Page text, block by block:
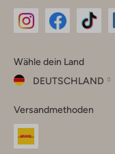
Instagram
Facebook
TikTok
Wähle dein Land
DEUTSCHLAND
dein
Land
Versandmethoden